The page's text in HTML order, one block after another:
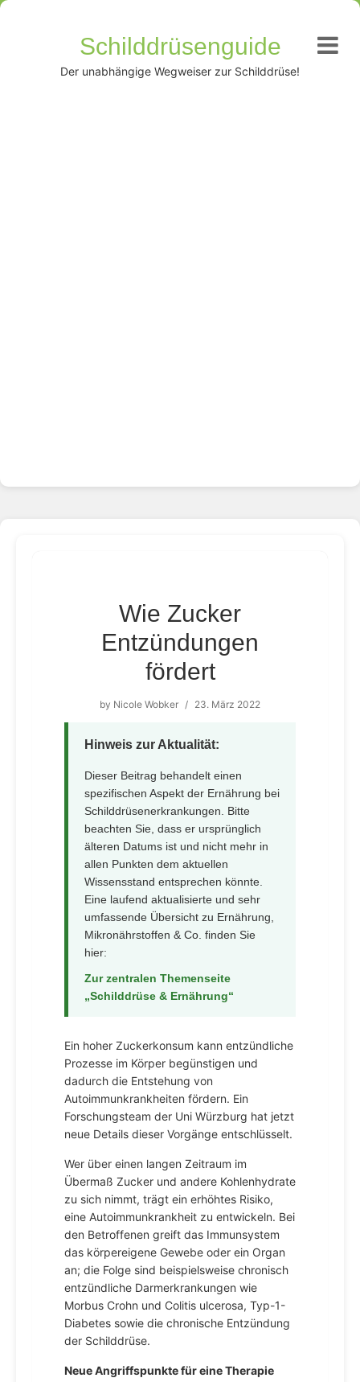
Schilddrüsenguide
Der unabhängige Wegweiser zur Schilddrüse!
Wie Zucker
Entzündungen
fördert
by Nicole Wobker / 23. März 2022
Hinweis zur Aktualität:
Dieser Beitrag behandelt einen
spezifischen Aspekt der Ernährung bei
Schilddrüsenerkrankungen. Bitte
beachten Sie, dass er ursprünglich
älteren Datums ist und nicht mehr in
allen Punkten dem aktuellen
Wissensstand entsprechen könnte.
Eine laufend aktualisierte und sehr
umfassende Übersicht zu Ernährung,
Mikronährstoffen & Co. finden Sie
hier:
Zur zentralen Themenseite
„Schilddrüse & Ernährung“
Ein hoher Zuckerkonsum kann entzündliche
Prozesse im Körper begünstigen und
dadurch die Entstehung von
Autoimmunkrankheiten fördern. Ein
Forschungsteam der Uni Würzburg hat jetzt
neue Details dieser Vorgänge entschlüsselt.
Wer über einen langen Zeitraum im
Übermaß Zucker und andere Kohlenhydrate
zu sich nimmt, trägt ein erhöhtes Risiko,
eine Autoimmunkrankheit zu entwickeln. Bei
den Betroffenen greift das Immunsystem
das körpereigene Gewebe oder ein Organ
an; die Folge sind beispielsweise chronisch
entzündliche Darmerkrankungen wie
Morbus Crohn und Colitis ulcerosa, Typ-1-
Diabetes sowie die chronische Entzündung
der Schilddrüse.
Neue Angriffspunkte für eine Therapie